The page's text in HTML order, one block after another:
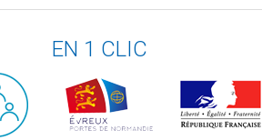
EN 1 CLIC